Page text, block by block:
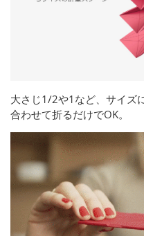
大さじ1/2や1など、サイズ
合わせて折るだけでOK。